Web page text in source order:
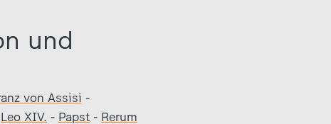
und
von Assisi -
Leo XIV. - Papst - Rerum